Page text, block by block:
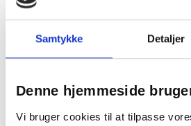
Samtykke Detaljer
Denne hjemmeside
Vi bruger cookies til at tilpasse
Securit akryl